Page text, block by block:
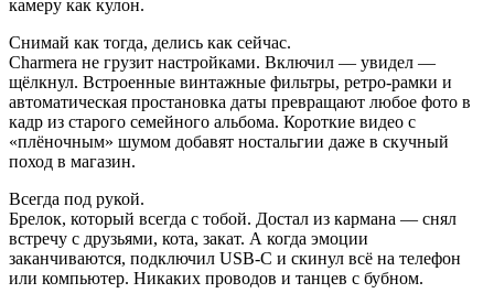
камеру как кулон.
Снимай как тогда, делись как сейчас.
Charmera не грузит настройками. Включил — увидел —
щёлкнул. Встроенные винтажные фильтры, ретро-рамки и
автоматическая простановка даты превращают любое фото в
кадр из старого семейного альбома. Короткие видео с
«плёночным» шумом добавят ностальгии даже в скучный
поход в магазин.
Всегда под рукой.
Брелок, который всегда с тобой. Достал из кармана — снял
встречу с друзьями, кота, закат. А когда эмоции
заканчиваются, подключил USB-C и скинул всё на телефон
или компьютер. Никаких проводов и танцев с бубном.